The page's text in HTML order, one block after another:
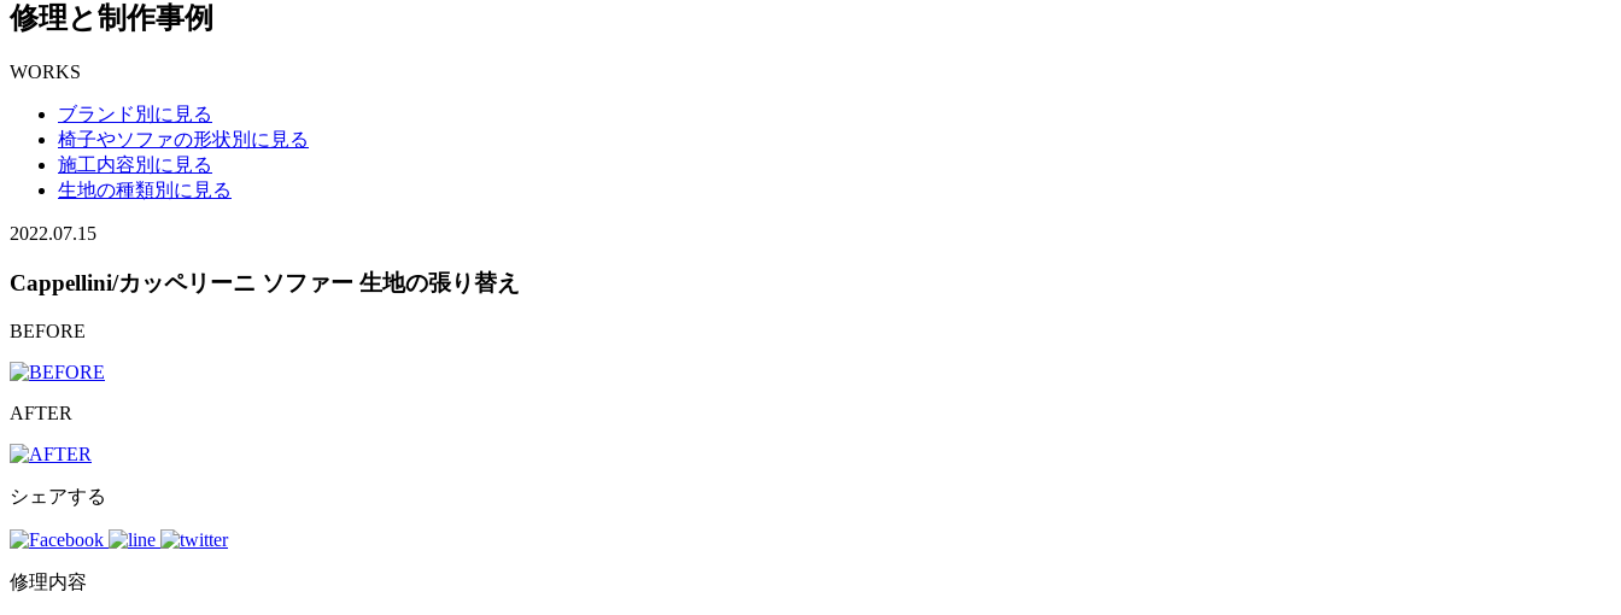
修理と制作事例
WORKS
ブランド別に見る
椅子やソファの形状別に見る
施工内容別に見る
生地の種類別に見る
2022.07.15
Cappellini/カッペリーニ ソファー 生地の張り替え
BEFORE
AFTER
シェアする
修理内容